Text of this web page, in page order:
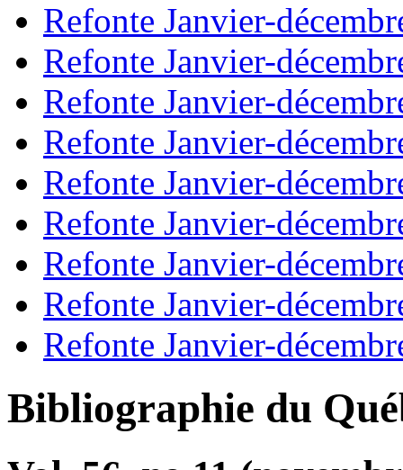
Refonte Janvier-
Refonte Janvier-
Refonte Janvier-
Refonte Janvier-
Refonte Janvier-
Refonte Janvier-
Refonte Janvier-
Refonte Janvier-
Refonte Janvier-
Bibliographie du